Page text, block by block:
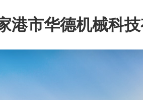
港市华德机械科